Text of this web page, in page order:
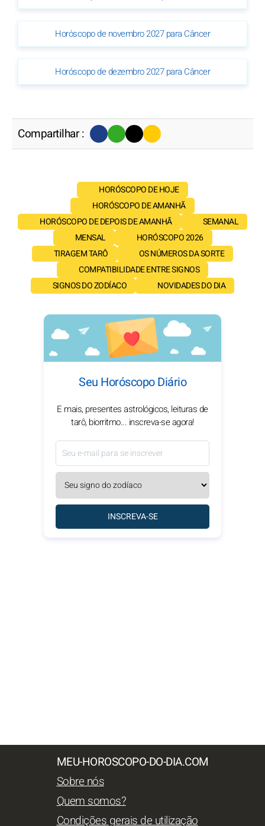
Horóscopo de novembro 2027 para Câncer
Horóscopo de dezembro 2027 para Câncer
Compartilhar :
HORÓSCOPO DE HOJE
HORÓSCOPO DE AMANHÃ
HORÓSCOPO DE DEPOIS DE AMANHÃ
SEMANAL
MENSAL
HORÓSCOPO 2026
TIRAGEM TARÔ
OS NÚMEROS DA SORTE
COMPATIBILIDADE ENTRE SIGNOS
SIGNOS DO ZODÍACO
NOVIDADES DO DIA
Seu Horóscopo Diário
E mais, presentes astrológicos, leituras de
tarô, biorritmo... inscreva-se agora!
INSCREVA-SE
MEU-HOROSCOPO-DO-DIA.COM
Sobre nós
Quem somos?
Condições gerais de utilização